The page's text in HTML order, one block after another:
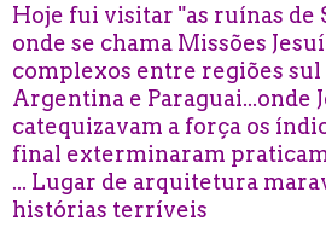
Hoje fui visitar "as ruínas de
onde se chama Missões
complexos entre regiões sul
Argentina e Paraguai...onde
catequizavam a força os
final exterminaram
... Lugar de arquitetura
histórias terríveis